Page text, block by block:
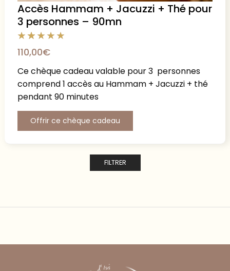
Accès Hammam + Jacuzzi + Thé pour
3 personnes – 90mn
110,00€
Ce chèque cadeau valable pour 3 personnes
comprend 1 accès au Hammam + Jacuzzi + thé
pendant 90 minutes
Offrir ce chèque cadeau
FILTRER